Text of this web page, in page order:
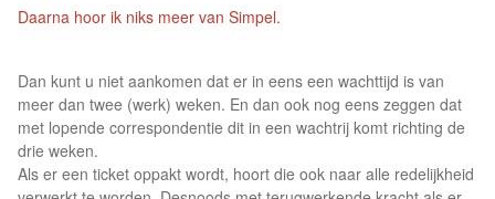
Daarna hoor ik niks meer van Simpel.
Dan kunt u niet aankomen dat er in eens een wachttijd is van
meer dan twee (werk) weken. En dan ook nog eens zeggen dat
met lopende correspondentie dit in een wachtrij komt richting de
drie weken.
Als er een ticket oppakt wordt, hoort die ook naar alle redelijkheid